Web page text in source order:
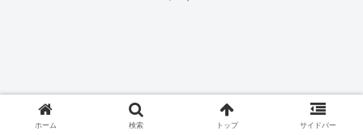
ホーム 検索 トップ サイドバー